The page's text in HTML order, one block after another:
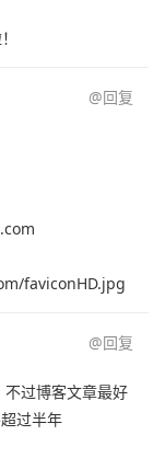
@回复
faviconHD.jpg
@回复
过博客文章最好
过半年